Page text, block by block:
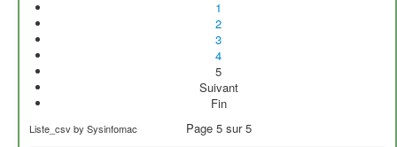
1
2
3
4
5
Suivant
Fin
Liste_csv by Sysinfomac
Page 5 sur 5